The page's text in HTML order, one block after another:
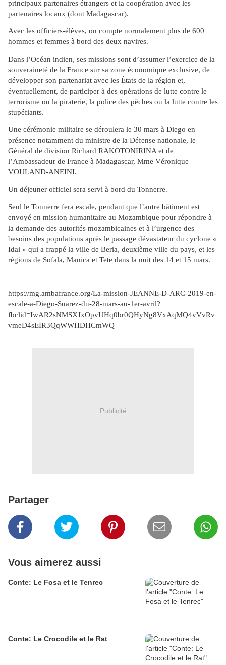
principaux partenaires étrangers et la coopération avec les
partenaires locaux (dont Madagascar).
Avec les officiers-élèves, on compte normalement plus de 600
hommes et femmes à bord des deux navires.
Dans l’Océan indien, ses missions sont d’assumer l’exercice de la
souveraineté de la France sur sa zone économique exclusive, de
développer son partenariat avec les États de la région et,
éventuellement, de participer à des opérations de lutte contre le
terrorisme ou la piraterie, la police des pêches ou la lutte contre les
stupéfiants.
Une cérémonie militaire se déroulera le 30 mars à Diego en
présence notamment du ministre de la Défense nationale, le
Général de division Richard RAKOTONIRINA et de
l’Ambassadeur de France à Madagascar, Mme Véronique
VOULAND-ANEINI.
Un déjeuner officiel sera servi à bord du Tonnerre.
Seul le Tonnerre fera escale, pendant que l’autre bâtiment est
envoyé en mission humanitaire au Mozambique pour répondre à
la demande des autorités mozambicaines et à l’urgence des
besoins des populations après le passage dévastateur du cyclone «
Idai » qui a frappé la ville de Beria, deuxième ville du pays, et les
régions de Sofala, Manica et Tete dans la nuit des 14 et 15 mars.
https://mg.ambafrance.org/La-mission-JEANNE-D-ARC-2019-en-
escale-a-Diego-Suarez-du-28-mars-au-1er-avril?
fbclid=IwAR2sNMSXJxOpvUHq0br0QHyNg8VxAqMQ4vVvRv
vmeD4sEIR3QqWWHDHCmWQ
Publicité
Partager
Vous aimerez aussi
Conte: Le Fosa et le Tenrec
Conte: Le Crocodile et le Rat